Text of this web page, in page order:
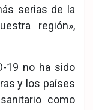
serias de la
región»,
19 no ha sido
y los países
como